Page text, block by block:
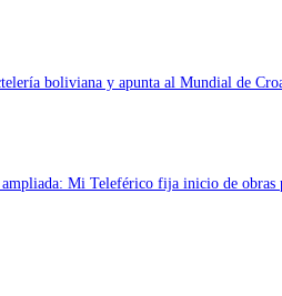
boliviana y apunta al Mundial de
Mi Teleférico fija inicio de obras